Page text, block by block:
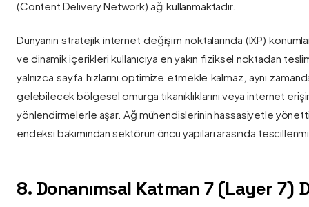
(Content Delivery Network) ağı kullanmaktadır.
Dünyanın stratejik internet değişim noktalarında (IXP)
ve dinamik içerikleri kullanıcıya en yakın fiziksel noktadan
yalnızca sayfa hızlarını optimize etmekle kalmaz, aynı
gelebilecek bölgesel omurga tıkanıklıklarını veya internet
yönlendirmelerle aşar. Ağ mühendislerinin hassasiyetle
endeksi bakımından sektörün öncü yapıları arasında
8. Donanımsal Katman 7 (Layer 7)